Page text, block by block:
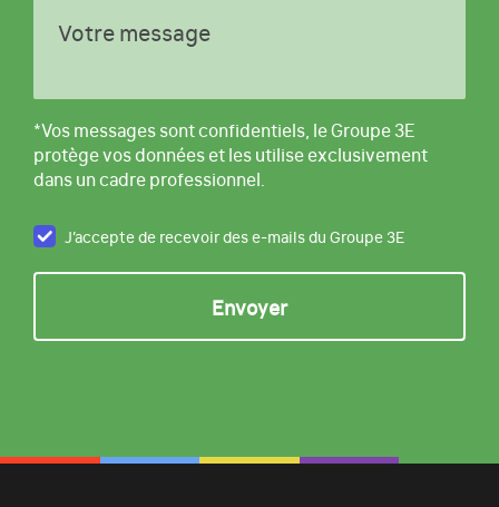
Votre message
*Vos messages sont confidentiels, le Groupe 3E
protège vos données et les utilise exclusivement
dans un cadre professionnel.
J’accepte de recevoir des e-mails du Groupe 3E